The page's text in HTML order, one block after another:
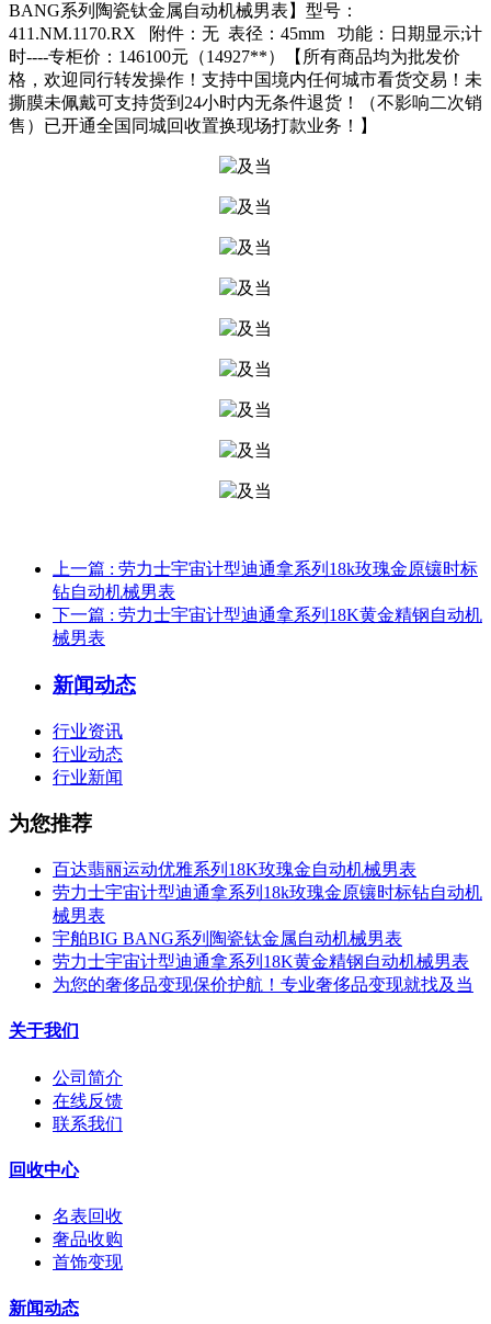
BANG系列陶瓷钛金属自动机械男表】型号：
411.NM.1170.RX 附件：无 表径：45mm 功能：日期显示;计
时----专柜价：146100元（14927**）【所有商品均为批发价
格，欢迎同行转发操作！支持中国境内任何城市看货交易！未
撕膜未佩戴可支持货到24小时内无条件退货！（不影响二次销
售）已开通全国同城回收置换现场打款业务！】
上一篇 : 劳力士宇宙计型迪通拿系列18k玫瑰金原镶时标
钻自动机械男表
下一篇 : 劳力士宇宙计型迪通拿系列18K黄金精钢自动机
械男表
新闻动态
行业资讯
行业动态
行业新闻
为您推荐
百达翡丽运动优雅系列18K玫瑰金自动机械男表
劳力士宇宙计型迪通拿系列18k玫瑰金原镶时标钻自动机
械男表
宇舶BIG BANG系列陶瓷钛金属自动机械男表
劳力士宇宙计型迪通拿系列18K黄金精钢自动机械男表
为您的奢侈品变现保价护航！专业奢侈品变现就找及当
关于我们
公司简介
在线反馈
联系我们
回收中心
名表回收
奢品收购
首饰变现
新闻动态